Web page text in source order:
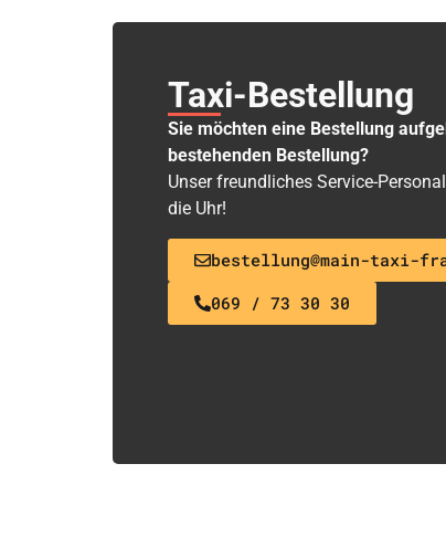
Taxi-Bestellung
Sie möchten eine Bestellung
bestehenden Bestellung?
Unser freundliches Service-
die Uhr!
bestellung@main-taxi-
069 / 73 30 30